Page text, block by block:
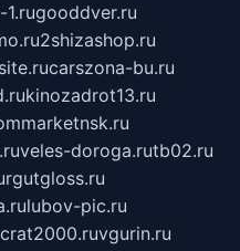
1.rugooddver.ru
2shizashop.ru
carszona-bu.ru
kinozadrot13.ru
veles-doroga.rutb02.ru
lubov-pic.ru
vgurin.ru